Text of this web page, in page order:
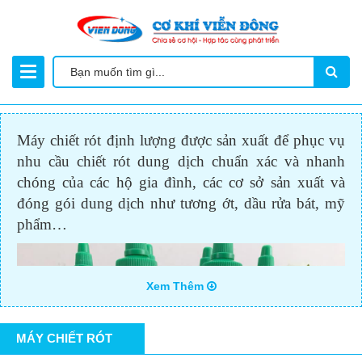
Máy chiết rót định lượng được sản xuất để phục vụ
nhu cầu chiết rót dung dịch chuẩn xác và nhanh
chóng của các hộ gia đình, các cơ sở sản xuất và
đóng gói dung dịch như tương ớt, dầu rửa bát, mỹ
phẩm…
Xem Thêm
MÁY CHIẾT RÓT